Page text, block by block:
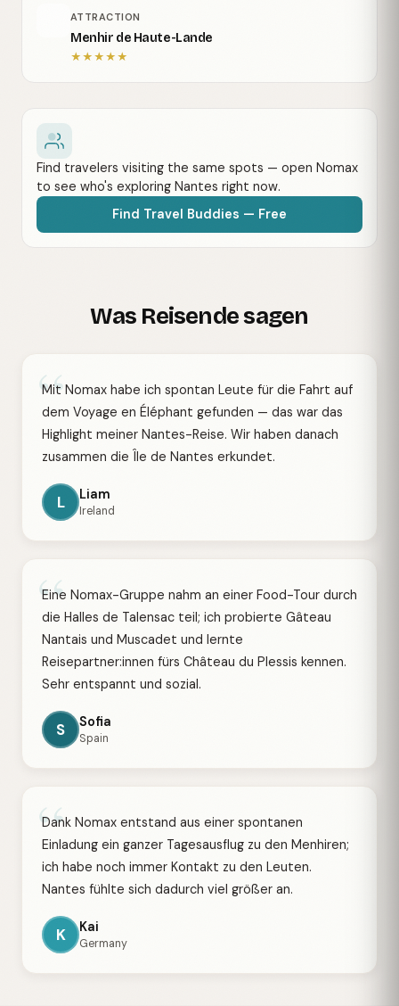
ATTRACTION
Menhir de Haute-Lande
★★★★★
Find travelers visiting the same spots — open Nomax
to see who's exploring Nantes right now.
Find Travel Buddies — Free
Was Reisende sagen
“
Mit Nomax habe ich spontan Leute für die Fahrt auf
dem Voyage en Éléphant gefunden — das war das
Highlight meiner Nantes-Reise. Wir haben danach
zusammen die Île de Nantes erkundet.
L Liam
Ireland
“
Eine Nomax-Gruppe nahm an einer Food-Tour durch
die Halles de Talensac teil; ich probierte Gâteau
Nantais und Muscadet und lernte
Reisepartner:innen fürs Château du Plessis kennen.
Sehr entspannt und sozial.
S Sofia
Spain
“
Dank Nomax entstand aus einer spontanen
Einladung ein ganzer Tagesausflug zu den Menhiren;
ich habe noch immer Kontakt zu den Leuten.
Nantes fühlte sich dadurch viel größer an.
K Kai
Germany